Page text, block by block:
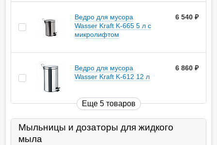
Ведро для мусора
Wasser Kraft K-665 5 л с
микролифтом
6 540
Ведро для мусора
Wasser Kraft K-612 12 л
6 860
Еще 5 товаров
Мыльницы и дозаторы для жидкого
мыла